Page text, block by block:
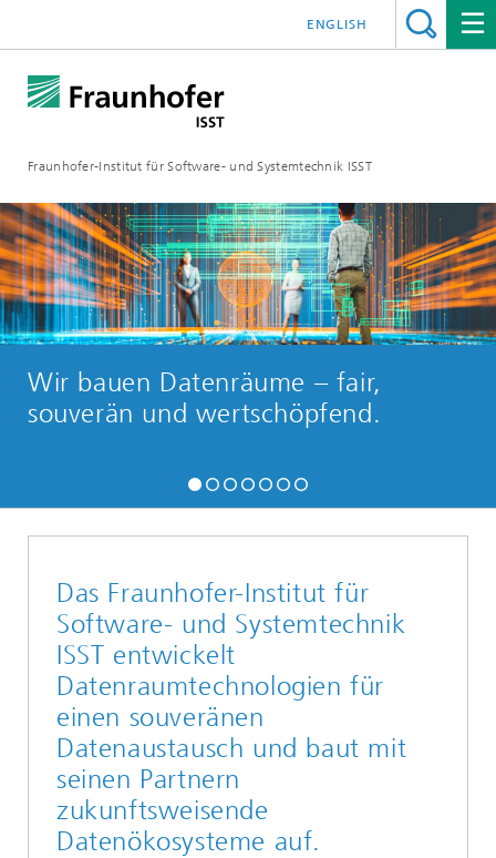
Fraunhofer-Institut für Software- und Systemtechnik ISST
ENGLISH
Wir bauen Datenräume – fair,
souverän und wertschöpfend.
Das Fraunhofer-Institut für
Software- und Systemtechnik
ISST entwickelt
Datenraumtechnologien für
einen souveränen
Datenaustausch und baut mit
seinen Partnern
zukunftsweisende
Datenökosysteme auf.